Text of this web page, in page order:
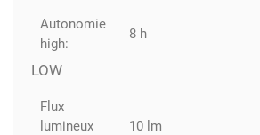
Autonomie
high:
8 h
LOW
Flux
lumineux
10 lm